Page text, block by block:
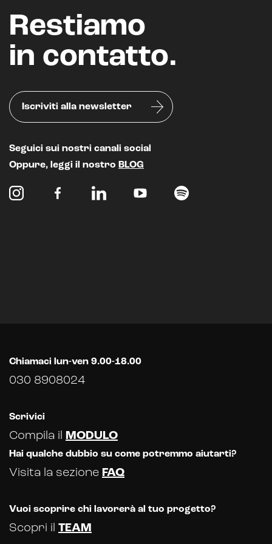
Realtà Aumentata
Metaverso
Restiamo
in contatto.
Iscriviti alla newsletter
Seguici sui nostri canali social
Oppure, leggi il nostro BLOG
Chiamaci lun-ven 9.00-18.00
030 8908024
Scrivici
Compila il MODULO
Hai qualche dubbio su come potremmo aiutarti?
Visita la sezione FAQ
Vuoi scoprire chi lavorerà al tuo progetto?
Scopri il TEAM